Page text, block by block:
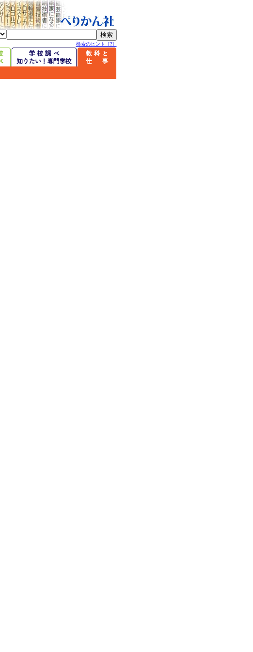
検索のヒント［?］